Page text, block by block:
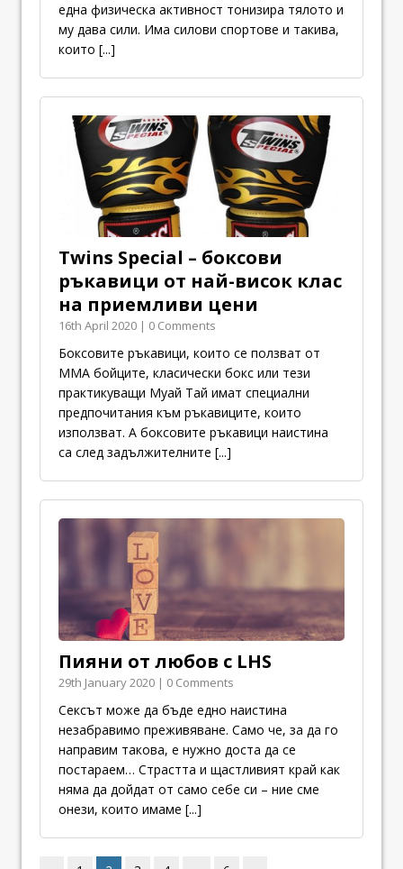
една физическа активност тонизира тялото и
му дава сили. Има силови спортове и такива,
които [...]
Twins Special – боксови
ръкавици от най-висок клас
на приемливи цени
16th April 2020 | 0 Comments
Боксовите ръкавици, които се ползват от
ММА бойците, класически бокс или тези
практикуващи Муай Тай имат специални
предпочитания към ръкавиците, които
използват. А боксовите ръкавици наистина
са след задължителните [...]
Пияни от любов с LHS
29th January 2020 | 0 Comments
Сексът може да бъде едно наистина
незабравимо преживяване. Само че, за да го
направим такова, е нужно доста да се
постараем… Страстта и щастливият край как
няма да дойдат от само себе си – ние сме
онези, които имаме [...]